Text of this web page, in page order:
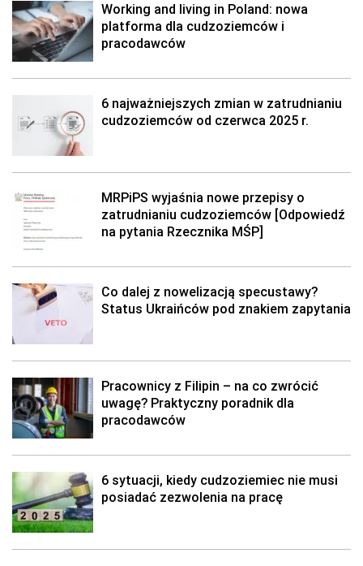
Working and living in Poland: nowa
platforma dla cudzoziemców i
pracodawców
6 najważniejszych zmian w zatrudnianiu
cudzoziemców od czerwca 2025 r.
MRPiPS wyjaśnia nowe przepisy o
zatrudnianiu cudzoziemców [Odpowiedź
na pytania Rzecznika MŚP]
Co dalej z nowelizacją specustawy?
Status Ukraińców pod znakiem zapytania
Pracownicy z Filipin – na co zwrócić
uwagę? Praktyczny poradnik dla
pracodawców
6 sytuacji, kiedy cudzoziemiec nie musi
posiadać zezwolenia na pracę